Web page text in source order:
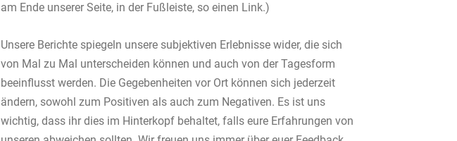
am Ende unserer Seite, in der Fußleiste, so einen Link.)
Unsere Berichte spiegeln unsere subjektiven Erlebnisse wider, die sich
von Mal zu Mal unterscheiden können und auch von der Tagesform
beeinflusst werden. Die Gegebenheiten vor Ort können sich jederzeit
ändern, sowohl zum Positiven als auch zum Negativen. Es ist uns
wichtig, dass ihr dies im Hinterkopf behaltet, falls eure Erfahrungen von